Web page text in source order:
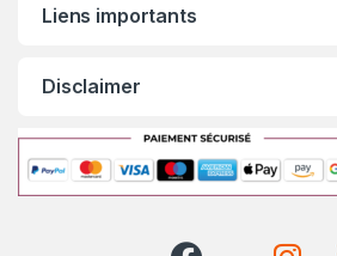
Liens importants
Disclaimer